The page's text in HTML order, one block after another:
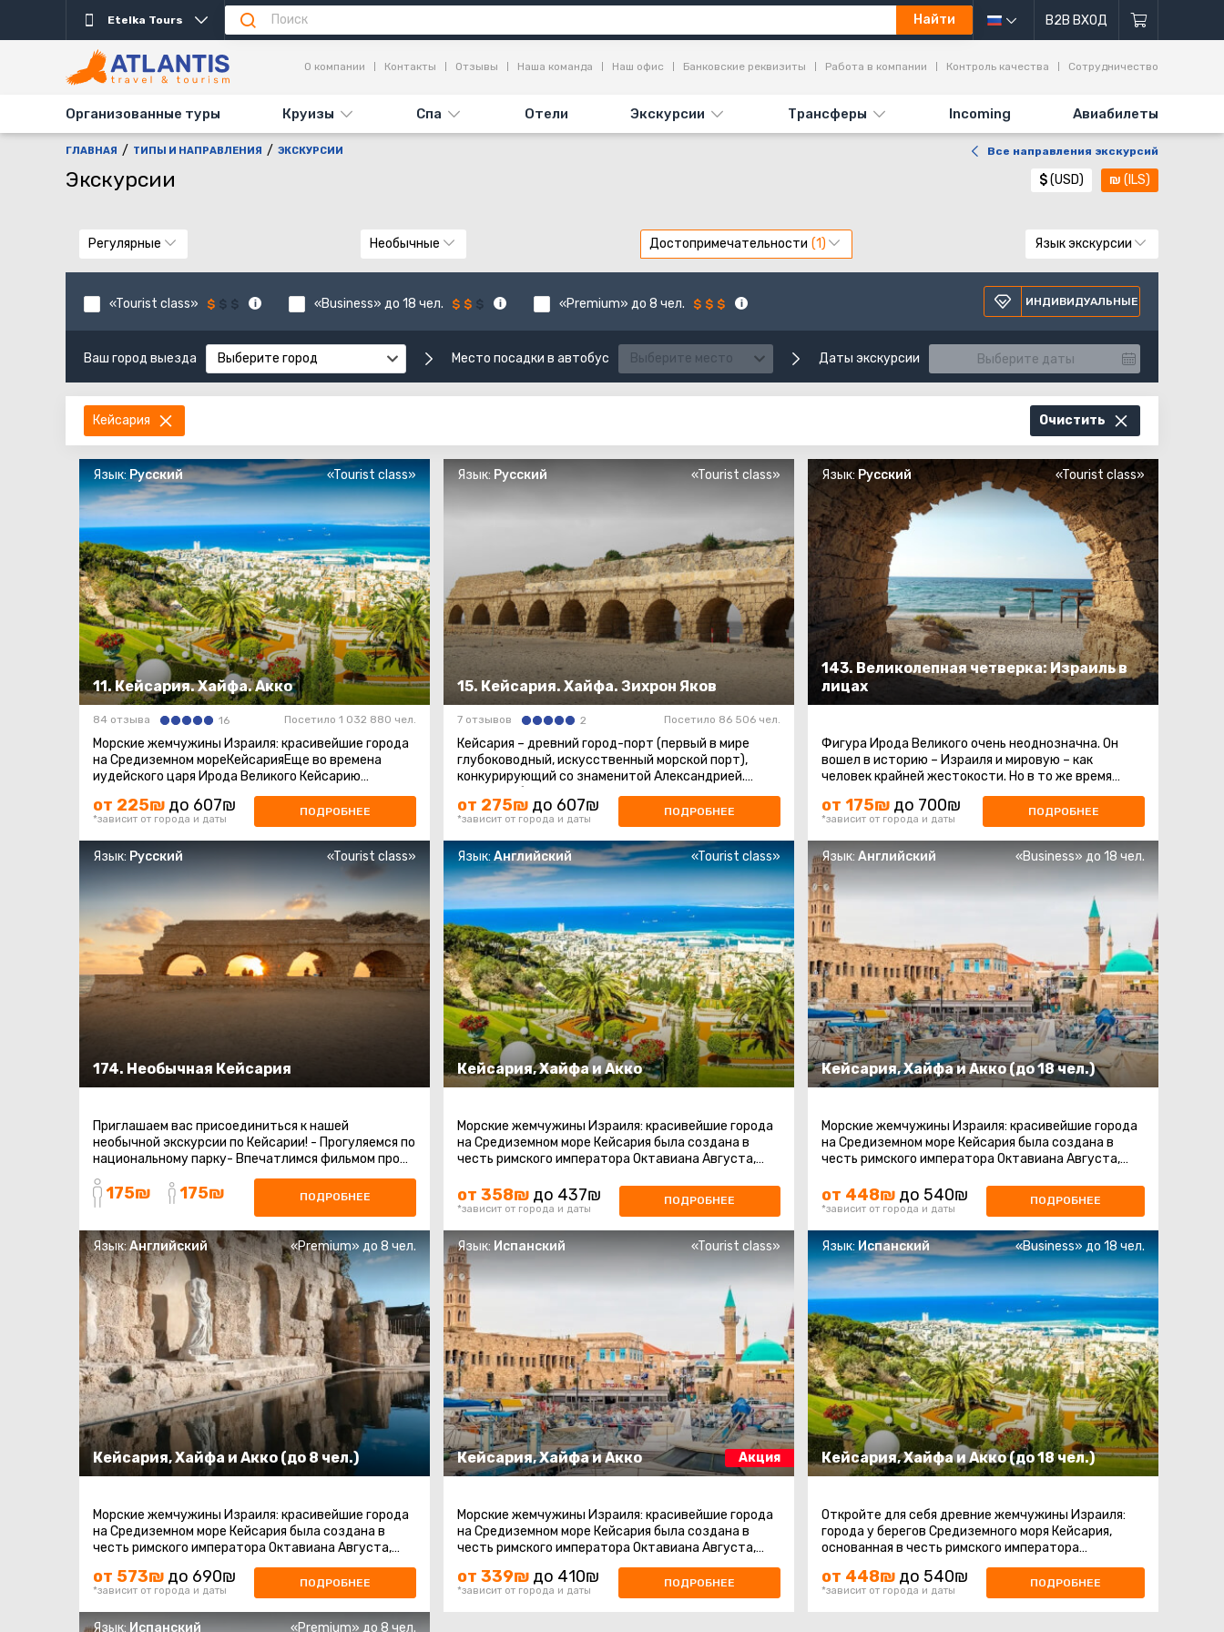
Etelka Tours Найти B2B ВХОД
Организованные туры Круизы Спа Отели Экскурсии Трансферы Incoming Авиабилеты
О компании Контакты Отзывы Наша команда Наш офис Банковские реквизиты Работа в компании Контроль качества Сотрудничество
ГЛАВНАЯ ТИПЫ И НАПРАВЛЕНИЯ ЭКСКУРСИИ Все направления экскурсий
Экскурсии $(USD) ₪ (ILS)
Регулярные Необычные Достопримечательности Язык экскурсии
ИНДИВИДУАЛЬНЫЕ
«Tourist class» «Business» до 18 чел. «Premium» до 8 чел.
Ваш город выезда Выберите город Место посадки в автобус Выберите место Даты экскурсии
Кейсария Очистить
11. Кейсария. Хайфа. Акко
Язык:Русский «Tourist class»
84 отзыва 16 Посетило 1 032 880 чел.
Морские жемчужины Израиля: красивейшие города
на Средиземном мореКейсарияЕще во времена
иудейского царя Ирода Великого Кейсарию
построили в честь римского императора ...
от 225₪ до 607₪
*зависит от города и даты
ПОДРОБНЕЕ
15. Кейсария. Хайфа. Зихрон Яков
Язык: Русский «Tourist class»
7 отзывов 2 Посетило 86 506 чел.
Кейсария – древний город-порт (первый в мире
глубоководный, искусственный морской порт),
конкурирующий со знаменитой Александрией.
Кейсария была построена царем Иродом ...
от 275₪ до 607₪
*зависит от города и даты
ПОДРОБНЕЕ
143. Великолепная четверка: Израиль в
лицах
Язык:Русский «Tourist class»
Фигура Ирода Великого очень неоднозначна. Он
вошел в историю – Израиля и мировую – как
человек крайней жестокости. Но в то же время
очень многое сделал для страны ...
от 175₪ до 700₪
*зависит от города и даты
ПОДРОБНЕЕ
174. Необычная Кейсария
Язык: Русский «Tourist class»
Приглашаем вас присоединиться к нашей
необычной экскурсии по Кейсарии! - Прогуляемся по
национальному парку- Впечатлимся фильмом про
Кейсарию- Посетим новый музей ...
175₪ 175₪ ПОДРОБНЕЕ
Кейсария, Хайфа и Акко
Язык:Английский «Tourist class»
Морские жемчужины Израиля: красивейшие города
на Средиземном море Кейсария была создана в
честь римского императора Октавиана Августа,
от 358₪ до 437₪
*зависит от города и даты
ПОДРОБНЕЕ
Кейсария, Хайфа и Акко (до 18 чел.)
Язык:Английский «Business» до 18 чел.
Морские жемчужины Израиля: красивейшие города
на Средиземном море Кейсария была создана в
честь римского императора Октавиана Августа,
от 448₪ до 540₪
*зависит от города и даты
ПОДРОБНЕЕ
Кейсария, Хайфа и Акко (до 8 чел.)
Язык:Английский «Premium» до 8 чел.
Морские жемчужины Израиля: красивейшие города
на Средиземном море Кейсария была создана в
честь римского императора Октавиана Августа,
известного как кесарь, еще в ...
от 573₪ до 690₪
*зависит от города и даты
ПОДРОБНЕЕ
Кейсария, Хайфа и Акко Акция
Язык: Испанский «Tourist class»
Морские жемчужины Израиля: красивейшие города
на Средиземном море Кейсария была создана в
честь римского императора Октавиана Августа,
известного как кесарь, еще в ...
от 339₪ до 410₪
*зависит от города и даты
ПОДРОБНЕЕ
Кейсария, Хайфа и Акко (до 18 чел.)
Язык: Испанский «Business» до 18 чел.
Откройте для себя древние жемчужины Израиля:
города у берегов Средиземного моря Кейсария,
основанная в честь римского императора
Октавиана Августа, известного как ...
от 448₪ до 540₪
*зависит от города и даты
ПОДРОБНЕЕ
Язык: Испанский «Premium» до 8 чел.